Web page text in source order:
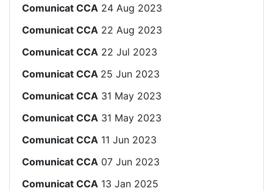
Comunicat CCA 24 Aug 2023
Comunicat CCA 22 Aug 2023
Comunicat CCA 22 Jul 2023
Comunicat CCA 25 Jun 2023
Comunicat CCA 31 May 2023
Comunicat CCA 31 May 2023
Comunicat CCA 11 Jun 2023
Comunicat CCA 07 Jun 2023
Comunicat CCA 13 Jan 2025